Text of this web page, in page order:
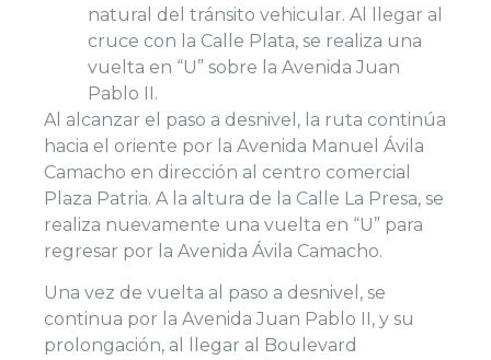
natural del tránsito vehicular. Al llegar al
cruce con la Calle Plata, se realiza una
vuelta en “U” sobre la Avenida Juan
Pablo II.
Al alcanzar el paso a desnivel, la ruta continúa
hacia el oriente por la Avenida Manuel Ávila
Camacho en dirección al centro comercial
Plaza Patria. A la altura de la Calle La Presa, se
realiza nuevamente una vuelta en “U” para
regresar por la Avenida Ávila Camacho.
Una vez de vuelta al paso a desnivel, se
continua por la Avenida Juan Pablo II, y su
prolongación, al llegar al Boulevard